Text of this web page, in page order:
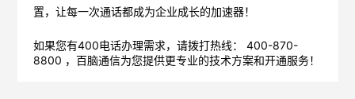
置，让每一次通话都成为企业成长的加速器！
如果您有400电话办理需求，请拨打热线： 400-870-
8800 ，百脑通信为您提供更专业的技术方案和开通服务！